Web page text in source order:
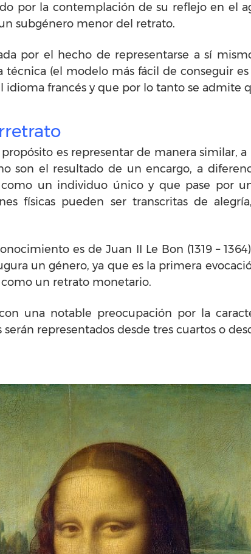
por la contemplación de su reflejo en el
subgénero menor del retrato.
por el hecho de representarse a sí
(el modelo más fácil de conseguir
francés y que por lo tanto se admite
es representar de manera similar,
son el resultado de un encargo, a
un individuo único y que pase por
físicas pueden ser transcritas de
es de Juan II Le Bon (1319 –
un género, ya que es la primera
como un retrato monetario.
una notable preocupación por la
representados desde tres cuartos o